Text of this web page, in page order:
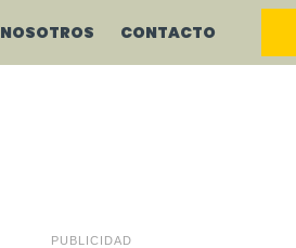
NOSOTROS CONTACTO
PUBLICIDAD